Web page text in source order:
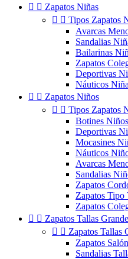
  Zapatos Niñas
  Tipos Zapatos
Avarcas
Sandalias
Bailarinas
Zapatos
Deportivas
Náuticos Niña
  Zapatos Niños
  Tipos Zapatos
Botines Niños
Deportivas
Mocasines
Náuticos
Avarcas
Sandalias
Zapatos
Zapatos
Zapatos
  Zapatos Tallas
  Zapatos Tallas
Zapatos
Sandalias